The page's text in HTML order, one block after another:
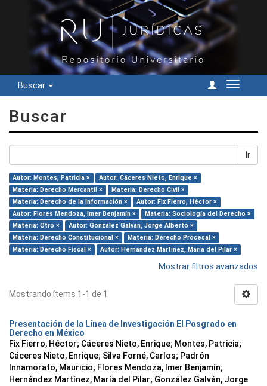
Buscar
Cambiar
Buscar
Ir
Autor: Montes, Patricia ×
Autor: Cáceres Nieto, Enrique ×
Materia: Derecho Mercantil ×
Materia: Derecho Civil ×
Materia: Derecho de la Información ×
Autor: Fix Fierro, Héctor ×
Autor: Flores Mendoza, Imer Benjamín ×
Materia: Sociología del Derecho ×
Materia: Otro ×
Autor: González Galván, Jorge Alberto ×
Materia: Derecho Constitucional ×
Materia: Derecho Procesal ×
Materia: Derecho Fiscal ×
Autor: Hernández Martínez, María del Pilar ×
Mostrar filtros avanzados
Mostrando ítems 1-1 de 1
Presentación de la Línea de Investigación El Posgrado en
Derecho en México
Fix Fierro, Héctor; Cáceres Nieto, Enrique; Montes, Patricia;
Cáceres Nieto, Enrique; Silva Forné, Carlos; Padrón
Innamorato, Mauricio; Flores Mendoza, Imer Benjamín;
Hernández Martínez, María del Pilar; González Galván, Jorge